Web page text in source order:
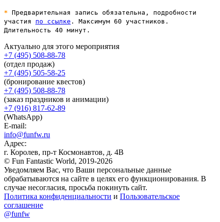
* Предварительная запись обязательна, подробности
участия по ссылке . Максимум 60 участников.
Длительность 40 минут.
Актуально для этого мероприятия
+7 (495) 508-88-78
(отдел продаж)
+7 (495) 505-58-25
(бронирование квестов)
+7 (495) 508-88-78
(заказ праздников и анимации)
+7 (916) 817-62-89
(WhatsApp)
E-mail:
info@funfw.ru
Адрес:
г. Королев, пр-т Космонавтов, д. 4В
© Fun Fantastic World, 2019-2026
Уведомляем Вас, что Ваши персональные данные
обрабатываются на сайте в целях его функционирования. В
случае несогласия, просьба покинуть сайт.
Политика конфиденциальности и Пользовательское
соглашение
@funfw